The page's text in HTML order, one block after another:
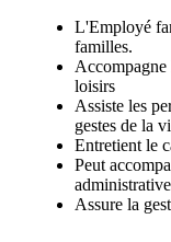
L'Employé
familles.
Accompagne
loisirs
Assiste les
gestes de la
Entretient le
Peut
Assure la